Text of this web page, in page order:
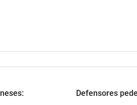
Defensores